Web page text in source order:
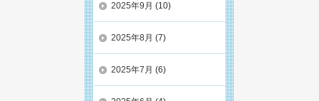
2025年9月 (10)
2025年8月 (7)
2025年7月 (6)